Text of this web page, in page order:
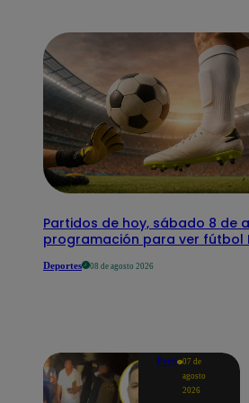
Partidos de hoy, sábado 8 de
programación para ver fútbol
Deportes 08 de agosto 2026
Perú 07 de
agosto
2026